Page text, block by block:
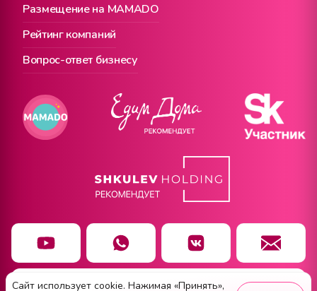
Размещение на MAMADO
Рейтинг компаний
Вопрос-ответ бизнесу
Чат заботы
Сайт использует cookie. Нажимая «Принять»,